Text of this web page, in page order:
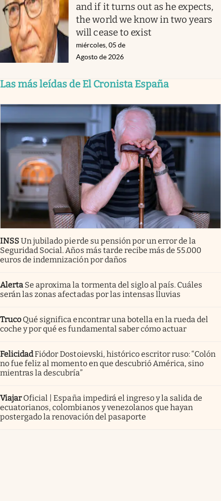
and if it turns out as he expects,
the world we know in two years
will cease to exist
miércoles, 05 de
Agosto de 2026
Las más leídas de El Cronista España
INSSUn jubilado pierde su pensión por un error de la
Seguridad Social. Años más tarde recibe más de 55.000
euros de indemnización por daños
Alerta Se aproxima la tormenta del siglo al país. Cuáles
serán las zonas afectadas por las intensas lluvias
Truco Qué significa encontrar una botella en la rueda del
coche y por qué es fundamental saber cómo actuar
FelicidadFiódor Dostoievski, histórico escritor ruso: “Colón
no fue feliz al momento en que descubrió América, sino
mientras la descubría”
Viajar Oficial | España impedirá el ingreso y la salida de
ecuatorianos, colombianos y venezolanos que hayan
postergado la renovación del pasaporte